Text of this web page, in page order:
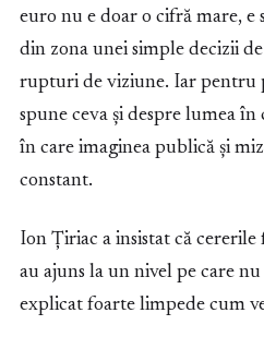
euro nu e doar o cifră mare, e
din zona unei simple decizii
rupturi de viziune. Iar pentru
spune ceva și despre lumea în
în care imaginea publică și
constant.
Ion Țiriac a insistat că
au ajuns la un nivel pe care
explicat foarte limpede cum